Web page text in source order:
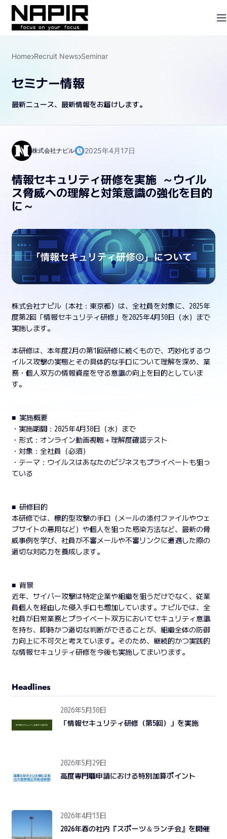
Home Recruit News Seminar
セミナー情報
最新ニュース、最新情報をお届けします。
株式会社ナピル 2025年4月17日
情報セキュリティ研修を実施 ～ウイル
ス脅威への理解と対策意識の強化を目的
に～
株式会社ナピル（本社：東京都）は、全社員を対象に、2025年
度第2回「情報セキュリティ研修」を2025年4月30日（水）まで
実施します。
本研修は、本年度2月の第1回研修に続くもので、巧妙化するウ
イルス攻撃の実態とその具体的な手口について理解を深め、業
務・個人双方の情報資産を守る意識の向上を目的としていま
す。
■ 実施概要
・実施期間：2025年4月30日（水）まで
・形式：オンライン動画視聴＋理解度確認テスト
・対象：全社員（必須）
・テーマ：ウイルスはあなたのビジネスもプライベートも狙っ
ている
■ 研修目的
本研修では、標的型攻撃の手口（メールの添付ファイルやウェ
ブサイトの悪用など）や個人を狙った感染方法など、最新の脅
威事例を学び、社員が不審メールや不審リンクに遭遇した際の
適切な対応力を養成します。
■ 背景
近年、サイバー攻撃は特定企業や組織を狙うだけでなく、従業
員個人を経由した侵入手口も増加しています。ナピルでは、全
社員が日常業務とプライベート双方においてセキュリティ意識
を持ち、即時かつ適切な判断ができることが、組織全体の防御
力向上に不可欠と考えています。そのため、継続的かつ実践的
な情報セキュリティ研修を今後も実施してまいります。
Headlines
2026年5月30日
「情報セキュリティ研修（第5回）」を実施
2026年5月29日
高度専門職申請における特別加算ポイント
2026年4月13日
2026年春の社内『スポーツ＆ランチ会』を開催